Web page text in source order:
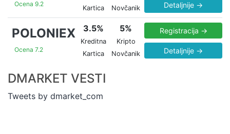
Ocena 9.2
Kartica
Novčanik
Detaljnije →
POLONIEX
Ocena 7.2
3.5%
Kreditna
Kartica
5%
Kripto
Novčanik
Registracija →
Detaljnije →
DMARKET VESTI
Tweets by dmarket_com